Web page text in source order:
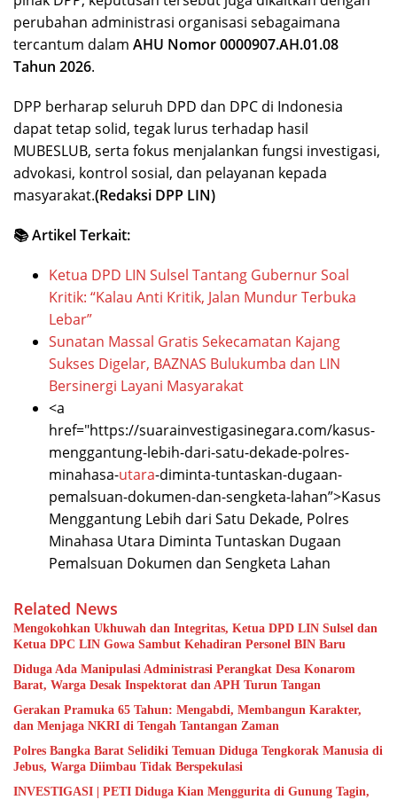
perubahan administrasi organisasi sebagaimana
tercantum dalam AHU Nomor 0000907.AH.01.08
Tahun 2026.
DPP berharap seluruh DPD dan DPC di Indonesia
dapat tetap solid, tegak lurus terhadap hasil
MUBESLUB, serta fokus menjalankan fungsi investigasi,
advokasi, kontrol sosial, dan pelayanan kepada
masyarakat.(Redaksi DPP LIN)
📚 Artikel Terkait:
Ketua DPD LIN Sulsel Tantang Gubernur Soal
Kritik: “Kalau Anti Kritik, Jalan Mundur Terbuka
Lebar”
Sunatan Massal Gratis Sekecamatan Kajang
Sukses Digelar, BAZNAS Bulukumba dan LIN
Bersinergi Layani Masyarakat
<a
href="https://suarainvestigasinegara.com/kasus-
menggantung-lebih-dari-satu-dekade-polres-
minahasa-utara-diminta-tuntaskan-dugaan-
pemalsuan-dokumen-dan-sengketa-lahan”>Kasus
Menggantung Lebih dari Satu Dekade, Polres
Minahasa Utara Diminta Tuntaskan Dugaan
Pemalsuan Dokumen dan Sengketa Lahan
Related News
Mengokohkan Ukhuwah dan Integritas, Ketua DPD LIN Sulsel dan
Ketua DPC LIN Gowa Sambut Kehadiran Personel BIN Baru
Diduga Ada Manipulasi Administrasi Perangkat Desa Konarom
Barat, Warga Desak Inspektorat dan APH Turun Tangan
Gerakan Pramuka 65 Tahun: Mengabdi, Membangun Karakter,
dan Menjaga NKRI di Tengah Tantangan Zaman
Polres Bangka Barat Selidiki Temuan Diduga Tengkorak Manusia di
Jebus, Warga Diimbau Tidak Berspekulasi
INVESTIGASI | PETI Diduga Kian Menggurita di Gunung Tagin,